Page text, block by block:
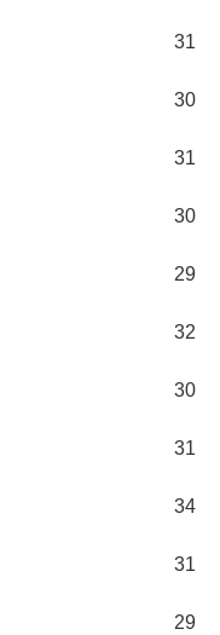
31
30
31
30
29
32
30
31
34
31
29